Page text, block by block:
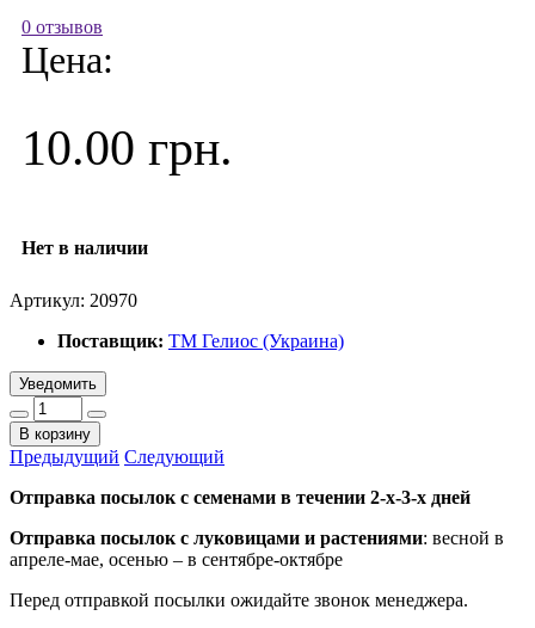
0 отзывов
Цена:
10.00 грн.
Нет в наличии
Артикул: 20970
Поставщик: ТМ Гелиос (Украина)
Уведомить
В корзину
Предыдущий Следующий
Отправка посылок с семенами в течении 2-х-3-х дней
Отправка посылок с луковицами и растениями: весной в
апреле-мае, осенью – в сентябре-октябре
Перед отправкой посылки ожидайте звонок менеджера.